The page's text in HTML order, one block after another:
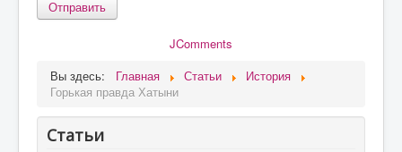
Отправить
JComments
Вы здесь:
Главная Статьи
История
Горькая правда Хатыни
Статьи